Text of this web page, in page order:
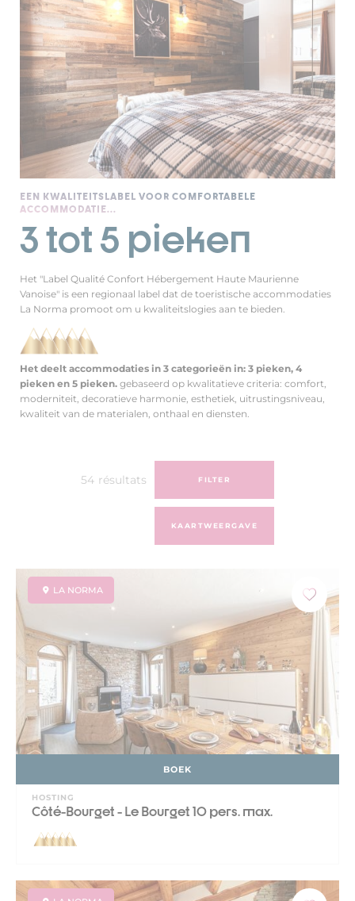
EEN KWALITEITSLABEL VOOR COMFORTABELE
ACCOMMODATIE...
3 tot 5 pieken
Het "Label Qualité Confort Hébergement Haute Maurienne
Vanoise" is een regionaal label dat de toeristische accommodaties
La Norma promoot om u kwaliteitslogies aan te bieden.
Het deelt accommodaties in 3 categorieën in: 3 pieken, 4
pieken en 5 pieken. gebaseerd op kwalitatieve criteria: comfort,
moderniteit, decoratieve harmonie, esthetiek, uitrustingsniveau,
kwaliteit van de materialen, onthaal en diensten.
FILTER
54 résultats
KAARTWEERGAVE
LA NORMA
BOEK
HOSTING
Côté-Bourget - Le Bourget 10 pers. max.